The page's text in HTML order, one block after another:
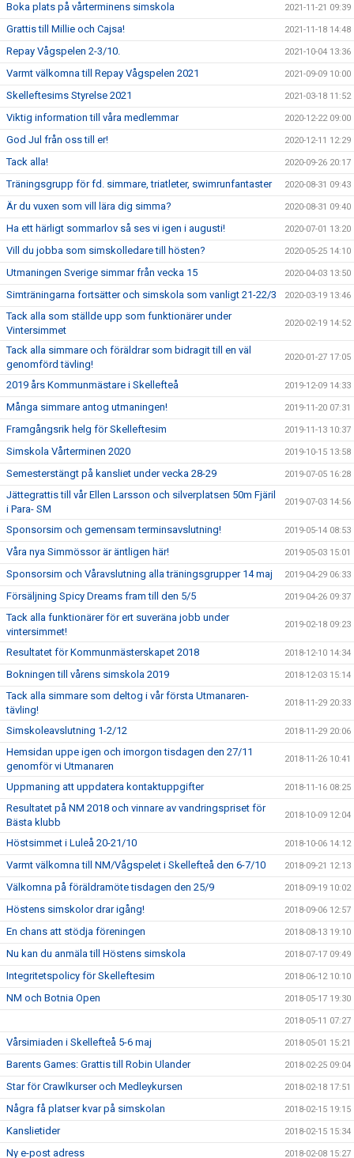
Boka plats på vårterminens simskola 2021-11-21 09:39
Grattis till Millie och Cajsa! 2021-11-18 14:48
Repay Vågspelen 2-3/10. 2021-10-04 13:36
Varmt välkomna till Repay Vågspelen 2021 2021-09-09 10:00
Skelleftesims Styrelse 2021 2021-03-18 11:52
Viktig information till våra medlemmar 2020-12-22 09:00
God Jul från oss till er! 2020-12-11 12:29
Tack alla! 2020-09-26 20:17
Träningsgrupp för fd. simmare, triatleter, swimrunfantaster 2020-08-31 09:43
Är du vuxen som vill lära dig simma? 2020-08-31 09:40
Ha ett härligt sommarlov så ses vi igen i augusti! 2020-07-01 13:20
Vill du jobba som simskolledare till hösten? 2020-05-25 14:10
Utmaningen Sverige simmar från vecka 15 2020-04-03 13:50
Simträningarna fortsätter och simskola som vanligt 21-22/3 2020-03-19 13:46
Tack alla som ställde upp som funktionärer under
Vintersimmet
2020-02-19 14:52
Tack alla simmare och föräldrar som bidragit till en väl
genomförd tävling!
2020-01-27 17:05
2019 års Kommunmästare i Skellefteå 2019-12-09 14:33
Många simmare antog utmaningen! 2019-11-20 07:31
Framgångsrik helg för Skelleftesim 2019-11-13 10:37
Simskola Vårterminen 2020 2019-10-15 13:58
Semesterstängt på kansliet under vecka 28-29 2019-07-05 16:28
Jättegrattis till vår Ellen Larsson och silverplatsen 50m Fjäril
i Para- SM
2019-07-03 14:56
Sponsorsim och gemensam terminsavslutning! 2019-05-14 08:53
Våra nya Simmössor är äntligen här! 2019-05-03 15:01
Sponsorsim och Våravslutning alla träningsgrupper 14 maj 2019-04-29 06:33
Försäljning Spicy Dreams fram till den 5/5 2019-04-26 09:37
Tack alla funktionärer för ert suveräna jobb under
vintersimmet!
2019-02-18 09:23
Resultatet för Kommunmästerskapet 2018 2018-12-10 14:34
Bokningen till vårens simskola 2019 2018-12-03 15:14
Tack alla simmare som deltog i vår första Utmanaren-
tävling!
2018-11-29 20:33
Simskoleavslutning 1-2/12 2018-11-29 20:06
Hemsidan uppe igen och imorgon tisdagen den 27/11
genomför vi Utmanaren
2018-11-26 10:41
Uppmaning att uppdatera kontaktuppgifter 2018-11-16 08:25
Resultatet på NM 2018 och vinnare av vandringspriset för
Bästa klubb
2018-10-09 12:04
Höstsimmet i Luleå 20-21/10 2018-10-06 14:12
Varmt välkomna till NM/Vågspelet i Skellefteå den 6-7/10 2018-09-21 12:13
Välkomna på föräldramöte tisdagen den 25/9 2018-09-19 10:02
Höstens simskolor drar igång! 2018-09-06 12:57
En chans att stödja föreningen 2018-08-13 19:10
Nu kan du anmäla till Höstens simskola 2018-07-17 09:49
Integritetspolicy för Skelleftesim 2018-06-12 10:10
NM och Botnia Open 2018-05-17 19:30
2018-05-11 07:27
Vårsimiaden i Skellefteå 5-6 maj 2018-05-01 15:21
Barents Games: Grattis till Robin Ulander 2018-02-25 09:04
Star för Crawlkurser och Medleykursen 2018-02-18 17:51
Några få platser kvar på simskolan 2018-02-15 19:15
Kanslietider 2018-02-15 15:34
Ny e-post adress 2018-02-08 15:27